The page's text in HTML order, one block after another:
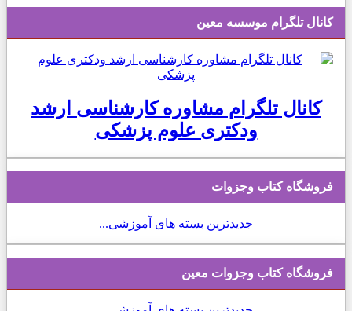
کانال تلگرام موسسه معین
کانال تلگرام مشاوره کارشناسی ارشد
ودکتری علوم پزشکی
فروشگاه کتاب وجزوات
جدیدترین بسته های آموزشی...
فروشگاه کتاب وجزوات معین